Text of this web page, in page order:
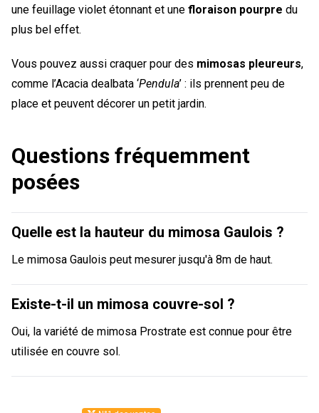
une feuillage violet étonnant et une floraison pourpre du
plus bel effet.
Vous pouvez aussi craquer pour des mimosas pleureurs,
comme l’Acacia dealbata ‘Pendula’ : ils prennent peu de
place et peuvent décorer un petit jardin.
Questions fréquemment
posées
Quelle est la hauteur du mimosa Gaulois ?
Le mimosa Gaulois peut mesurer jusqu'à 8m de haut.
Existe-t-il un mimosa couvre-sol ?
Oui, la variété de mimosa Prostrate est connue pour être
utilisée en couvre sol.